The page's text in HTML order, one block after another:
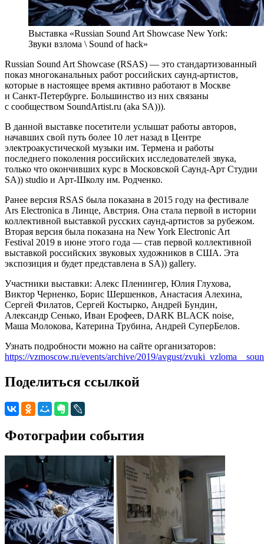
Выставка «Russian Sound Art Showcase New York:
Звуки взлома \ Sound of hack»
Russian Sound Art Showcase (RSAS) — это стандартизованный
показ многоканальных работ российских саунд-артистов,
которые в настоящее время активно работают в Москве
и Санкт-Петербурге. Большинство из них связаны
с сообществом SoundArtist.ru (aka SA))).
В данной выставке посетители услышат работы авторов,
начавших свой путь более 10 лет назад в Центре
электроакустической музыки им. Термена и работы
последнего поколения российских исследователей звука,
только что окончивших курс в Московской Саунд-Арт Студии
SA)) studio и Арт-Школу им. Родченко.
Ранее версия RSAS была показана в 2015 году на фестивале
Ars Electronica в Линце, Австрия. Она стала первой в истории
коллективной выставкой русских саунд-артистов за рубежом.
Вторая версия была показана на New York Electronic Art
Festival 2019 в июне этого года — став первой коллективной
выставкой российских звуковых художников в США. Эта
экспозиция и будет представлена в SA)) gallery.
Участники выставки: Алекс Пленингер, Юлия Глухова,
Виктор Черненко, Борис Шершенков, Анастасия Алехина,
Сергей Филатов, Сергей Костырко, Андрей Бундин,
Александр Сенько, Иван Ерофеев, DARK BLACK noise,
Маша Молокова, Катерина Трубина, Андрей СуперБелов.
Узнать подробности можно на сайте организаторов:
https://vzmoscow.ru/events/archive/2019/avgust/
Поделиться ссылкой
Фотографии события